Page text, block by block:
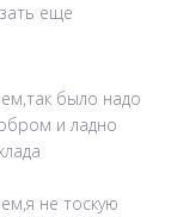
еще
было надо
и ладно
не тоскую